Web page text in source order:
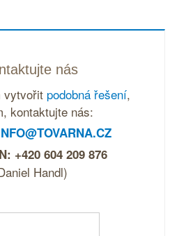
nás
vytvořit podobná řešení,
kontaktujte nás:
+420 604 209 876
Handl)